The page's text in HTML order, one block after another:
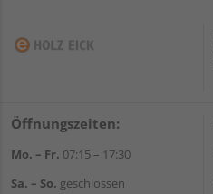
Öffnungszeiten:
Mo. – Fr. 07:15 – 17:30
Sa. – So. geschlossen